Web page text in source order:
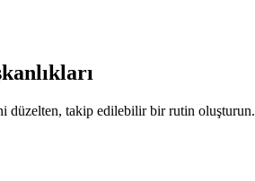
düzelten, takip edilebilir bir rutin oluşturun.